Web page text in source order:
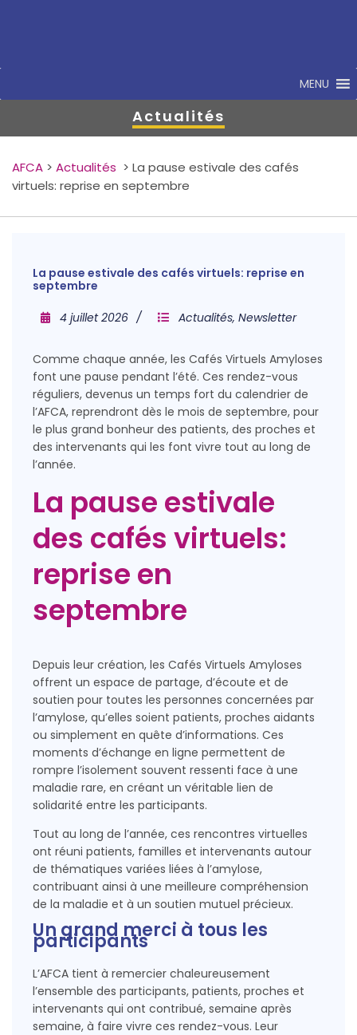
MENU
Actualités
AFCA > Actualités > La pause estivale des cafés
virtuels: reprise en septembre
La pause estivale des cafés virtuels: reprise en
septembre
4 juillet 2026
Actualités, Newsletter
Comme chaque année, les Cafés Virtuels Amyloses
font une pause pendant l’été. Ces rendez-vous
réguliers, devenus un temps fort du calendrier de
l’AFCA, reprendront dès le mois de septembre, pour
le plus grand bonheur des patients, des proches et
des intervenants qui les font vivre tout au long de
l’année.
La pause estivale
des cafés virtuels:
reprise en
septembre
Depuis leur création, les Cafés Virtuels Amyloses
offrent un espace de partage, d’écoute et de
soutien pour toutes les personnes concernées par
l’amylose, qu’elles soient patients, proches aidants
ou simplement en quête d’informations. Ces
moments d’échange en ligne permettent de
rompre l’isolement souvent ressenti face à une
maladie rare, en créant un véritable lien de
solidarité entre les participants.
Tout au long de l’année, ces rencontres virtuelles
ont réuni patients, familles et intervenants autour
de thématiques variées liées à l’amylose,
contribuant ainsi à une meilleure compréhension
de la maladie et à un soutien mutuel précieux.
Un grand merci à tous les
participants
L’AFCA tient à remercier chaleureusement
l’ensemble des participants, patients, proches et
intervenants qui ont contribué, semaine après
semaine, à faire vivre ces rendez-vous. Leur